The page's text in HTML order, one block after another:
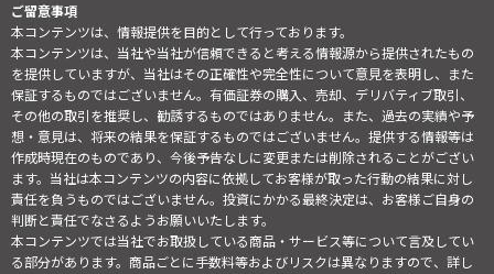
ご留意事項
本コンテンツは、情報提供を目的として行っております。
本コンテンツは、当社や当社が信頼できると考える情報源から提供されたもの
を提供していますが、当社はその正確性や完全性について意見を表明し、また
保証するものではございません。有価証券の購入、売却、デリバティブ取引、
その他の取引を推奨し、勧誘するものではありません。また、過去の実績や予
想・意見は、将来の結果を保証するものではございません。提供する情報等は
作成時現在のものであり、今後予告なしに変更または削除されることがござい
ます。当社は本コンテンツの内容に依拠してお客様が取った行動の結果に対し
責任を負うものではございません。投資にかかる最終決定は、お客様ご自身の
判断と責任でなさるようお願いいたします。
本コンテンツでは当社でお取扱している商品・サービス等について言及してい
る部分があります。商品ごとに手数料等およびリスクは異なりますので、詳し